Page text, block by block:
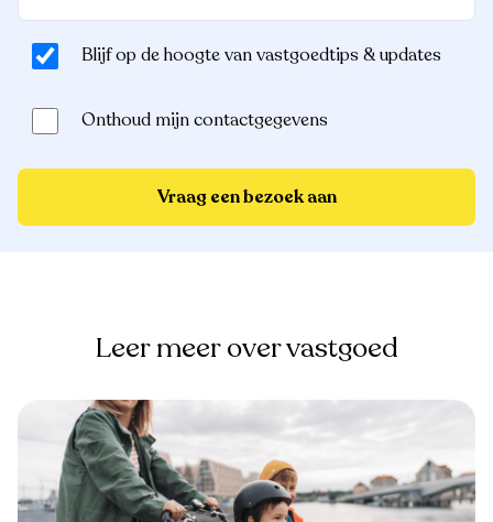
Blijf op de hoogte van vastgoedtips & updates
Onthoud mijn contactgegevens
Vraag een bezoek aan
Leer meer over vastgoed